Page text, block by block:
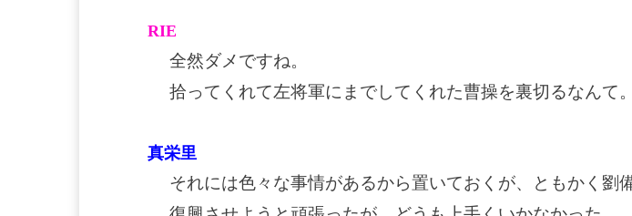
RIE
全然ダメですね。
拾ってくれて左将軍にまでしてくれた曹操を裏切るなんて。
真栄里
それには色々な事情があるから置いておくが、ともかく劉